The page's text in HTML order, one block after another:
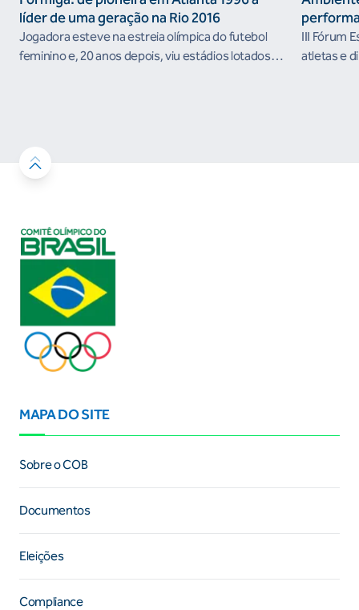
líder de uma geração na Rio 2016
Jogadora esteve na estreia olímpica do futebol
feminino e, 20 anos depois, viu estádios lotados
III Fórum
atletas e
MAPA DO SITE
Sobre o COB
Documentos
Eleições
Compliance